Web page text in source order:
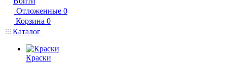
Отложенные 0
Корзина 0
Каталог
Краски